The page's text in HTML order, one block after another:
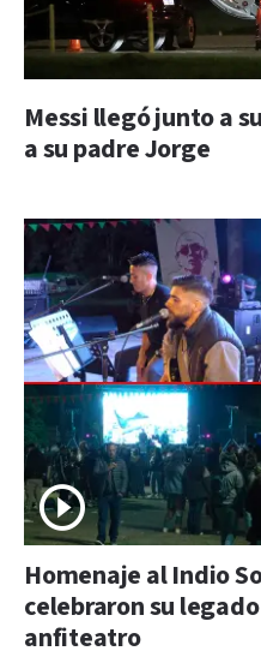
Messi llegó junto a
a su padre Jorge
Homenaje al Indio
celebraron su
anfiteatro